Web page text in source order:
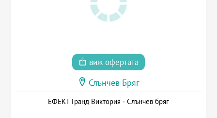
виж офертата
Слънчев Бряг
ЕФЕКТ Гранд Виктория - Слънчев бряг